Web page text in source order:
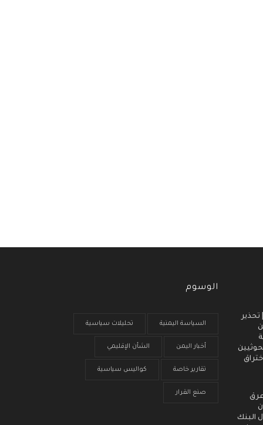
انذار مبكر (3) | تحذير
البنك
الوسوم
السياسة اليمنية تحليلات سياسية
أخبار اليمن الشأن الإقليمي
تقارير خاصة كواليس سياسية
صنع القرار